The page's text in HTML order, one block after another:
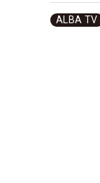
ALBA TV